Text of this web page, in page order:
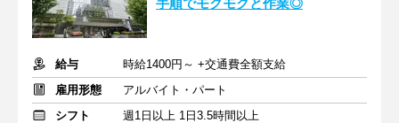
手順でモクモクと作業◎
給与
時給1400円～ +交通費全額支給
雇用形態
アルバイト・パート
シフト
週1日以上 1日3.5時間以上